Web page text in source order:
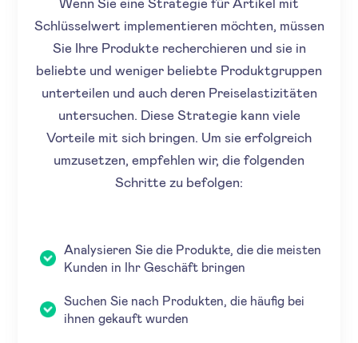
Schlüsselwert implementieren möchten, müssen
Sie Ihre Produkte recherchieren und sie in
beliebte und weniger beliebte Produktgruppen
unterteilen und auch deren Preiselastizitäten
untersuchen. Diese Strategie kann viele
Vorteile mit sich bringen. Um sie erfolgreich
umzusetzen, empfehlen wir, die folgenden
Schritte zu befolgen:
Analysieren Sie die Produkte, die die meisten
Kunden in Ihr Geschäft bringen
Suchen Sie nach Produkten, die häufig bei
ihnen gekauft wurden